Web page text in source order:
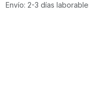
Envío: 2-3 días